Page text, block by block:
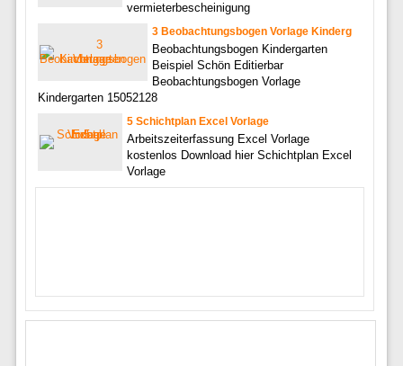
vermieterbescheinigung
3 Beobachtungsbogen Vorlage Kinderg
Beobachtungsbogen Kindergarten
Beispiel Schön Editierbar
Beobachtungsbogen Vorlage
Kindergarten 15052128
5 Schichtplan Excel Vorlage
Arbeitszeiterfassung Excel Vorlage
kostenlos Download hier Schichtplan Excel
Vorlage